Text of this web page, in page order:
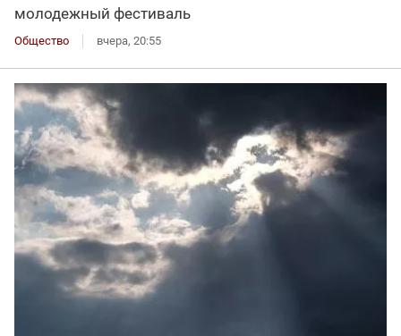
молодежный фестиваль
Общество вчера, 20:55